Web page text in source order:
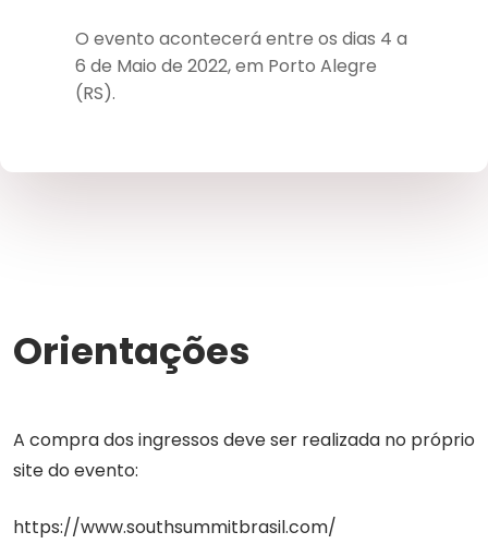
O evento acontecerá entre os dias 4 a
6 de Maio de 2022, em Porto Alegre
(RS).
Orientações
A compra dos ingressos deve ser realizada no próprio
site do evento:
https://www.southsummitbrasil.com/